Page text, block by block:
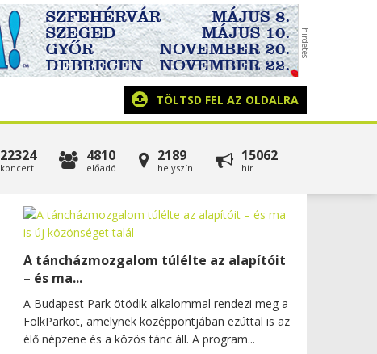
TÖLTSD FEL AZ OLDALRA
22324
koncert
4810
előadó
2189
helyszín
15062
hír
A táncházmozgalom túlélte az alapítóit
– és ma...
A Budapest Park ötödik alkalommal rendezi meg a
FolkParkot, amelynek középpontjában ezúttal is az
élő népzene és a közös tánc áll. A program...